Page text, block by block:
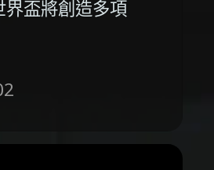
界盃將創造多項